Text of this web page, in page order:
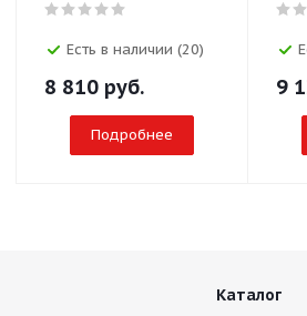
Есть в наличии (20)
8 810 руб.
Подробнее
9
Каталог